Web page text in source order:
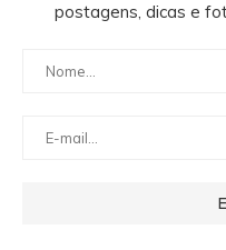
postagens, dicas e